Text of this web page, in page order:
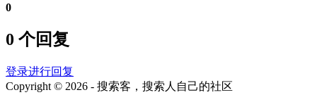
0
0 个回复
登录进行回复
Copyright © 2026 - 搜索客，搜索人自己的社区